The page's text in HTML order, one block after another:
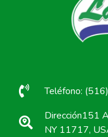
Teléfono:
Dirección151
NY 11717,